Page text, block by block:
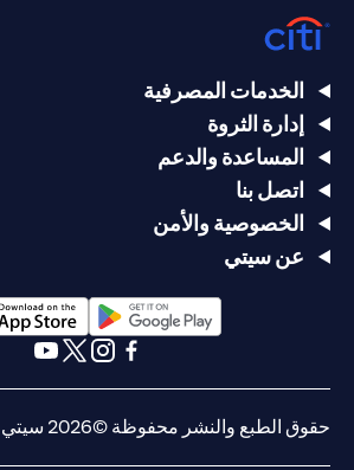
الخدمات المصرفية
إدارة الثروة
المساعدة والدعم
اتصل بنا
الخصوصية والأمن
عن سيتي
(opens in a new tab)
حقوق الطبع والنشر محفوظة ©2026 سيتي جروب انك.